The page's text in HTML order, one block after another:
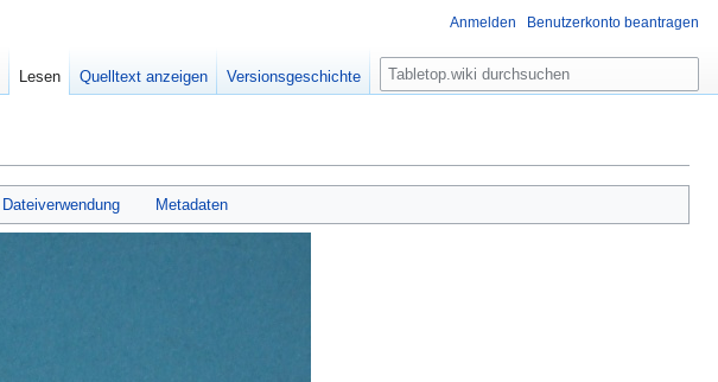
Dateiverwendung Metadaten
Anmelden Benutzerkonto beantragen
Lesen Quelltext anzeigen Versionsgeschichte
S
u
e